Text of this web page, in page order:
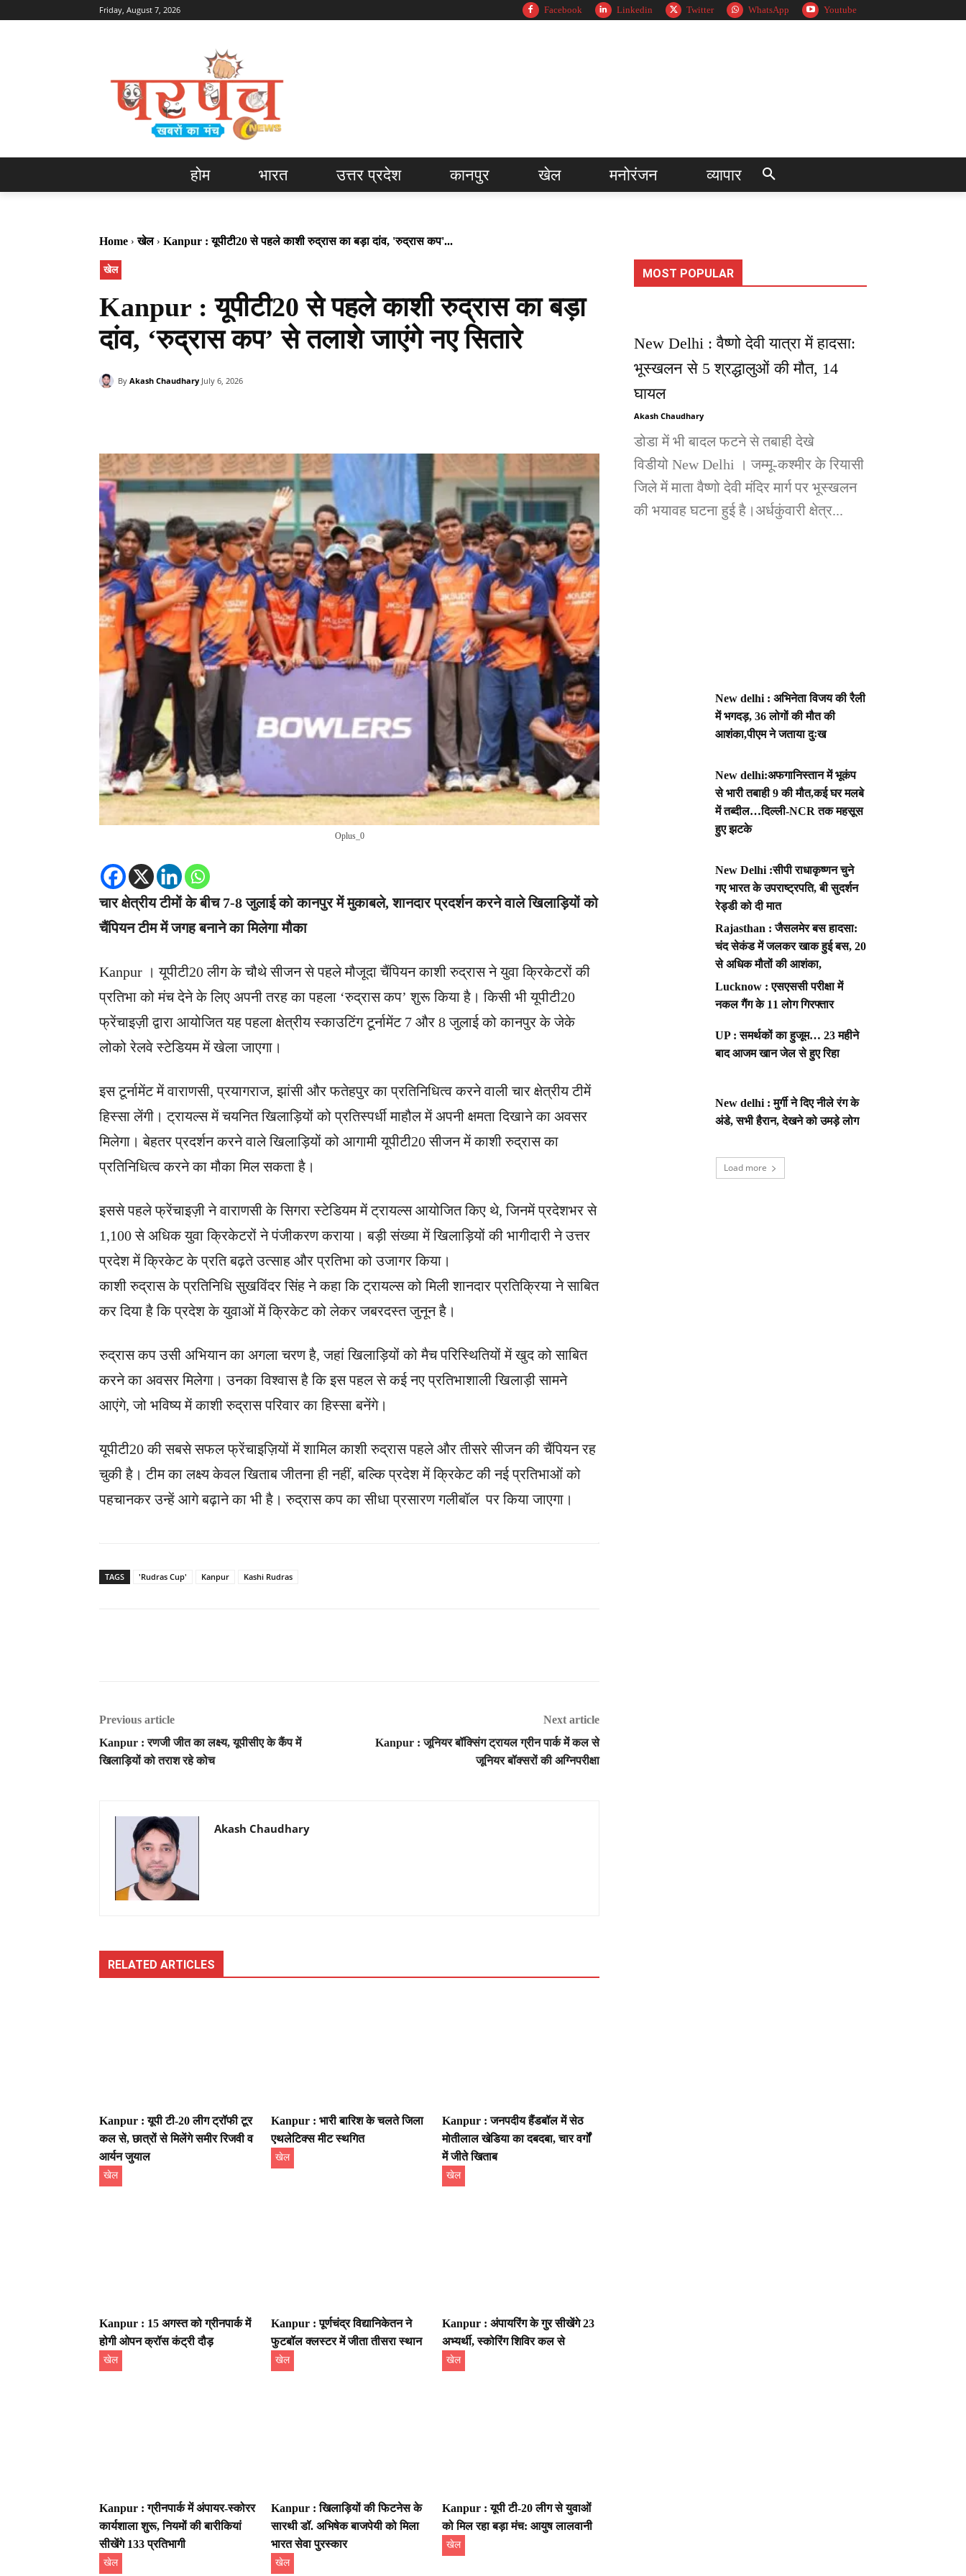
Friday, August 7, 2026 Facebook Linkedin Twitter WhatsApp Youtube
होम भारत उत्तर प्रदेश कानपुर खेल मनोरंजन व्यापार
Home खेल Kanpur : यूपीटी20 से पहले काशी रुद्रास का बड़ा दांव, 'रुद्रास कप'...
खेल
Kanpur : यूपीटी20 से पहले काशी रुद्रास का बड़ा
दांव, ‘रुद्रास कप’ से तलाशे जाएंगे नए सितारे
By Akash Chaudhary July 6, 2026
Oplus_0
चार क्षेत्रीय टीमों के बीच 7-8 जुलाई को कानपुर में मुकाबले, शानदार प्रदर्शन करने वाले खिलाड़ियों को
चैंपियन टीम में जगह बनाने का मिलेगा मौका
Kanpur । यूपीटी20 लीग के चौथे सीजन से पहले मौजूदा चैंपियन काशी रुद्रास ने युवा क्रिकेटरों की
प्रतिभा को मंच देने के लिए अपनी तरह का पहला ‘रुद्रास कप’ शुरू किया है। किसी भी यूपीटी20
फ्रेंचाइज़ी द्वारा आयोजित यह पहला क्षेत्रीय स्काउटिंग टूर्नामेंट 7 और 8 जुलाई को कानपुर के जेके
लोको रेलवे स्टेडियम में खेला जाएगा।
इस टूर्नामेंट में वाराणसी, प्रयागराज, झांसी और फतेहपुर का प्रतिनिधित्व करने वाली चार क्षेत्रीय टीमें
हिस्सा लेंगी। ट्रायल्स में चयनित खिलाड़ियों को प्रतिस्पर्धी माहौल में अपनी क्षमता दिखाने का अवसर
मिलेगा। बेहतर प्रदर्शन करने वाले खिलाड़ियों को आगामी यूपीटी20 सीजन में काशी रुद्रास का
प्रतिनिधित्व करने का मौका मिल सकता है।
इससे पहले फ्रेंचाइज़ी ने वाराणसी के सिगरा स्टेडियम में ट्रायल्स आयोजित किए थे, जिनमें प्रदेशभर से
1,100 से अधिक युवा क्रिकेटरों ने पंजीकरण कराया। बड़ी संख्या में खिलाड़ियों की भागीदारी ने उत्तर
प्रदेश में क्रिकेट के प्रति बढ़ते उत्साह और प्रतिभा को उजागर किया।
काशी रुद्रास के प्रतिनिधि सुखविंदर सिंह ने कहा कि ट्रायल्स को मिली शानदार प्रतिक्रिया ने साबित
कर दिया है कि प्रदेश के युवाओं में क्रिकेट को लेकर जबरदस्त जुनून है।
रुद्रास कप उसी अभियान का अगला चरण है, जहां खिलाड़ियों को मैच परिस्थितियों में खुद को साबित
करने का अवसर मिलेगा। उनका विश्वास है कि इस पहल से कई नए प्रतिभाशाली खिलाड़ी सामने
आएंगे, जो भविष्य में काशी रुद्रास परिवार का हिस्सा बनेंगे।
यूपीटी20 की सबसे सफल फ्रेंचाइज़ियों में शामिल काशी रुद्रास पहले और तीसरे सीजन की चैंपियन रह
चुकी है। टीम का लक्ष्य केवल खिताब जीतना ही नहीं, बल्कि प्रदेश में क्रिकेट की नई प्रतिभाओं को
पहचानकर उन्हें आगे बढ़ाने का भी है। रुद्रास कप का सीधा प्रसारण गलीबॉल पर किया जाएगा।
TAGS 'Rudras Cup' Kanpur Kashi Rudras
Previous article
Kanpur : रणजी जीत का लक्ष्य, यूपीसीए के कैंप में
खिलाड़ियों को तराश रहे कोच
Next article
Kanpur : जूनियर बॉक्सिंग ट्रायल ग्रीन पार्क में कल से
जूनियर बॉक्सरों की अग्निपरीक्षा
Akash Chaudhary
RELATED ARTICLES
Kanpur : यूपी टी-20 लीग ट्रॉफी टूर
कल से, छात्रों से मिलेंगे समीर रिजवी व
आर्यन जुयाल
खेल
Kanpur : भारी बारिश के चलते जिला
एथलेटिक्स मीट स्थगित
खेल
Kanpur : जनपदीय हैंडबॉल में सेठ
मोतीलाल खेडिया का दबदबा, चार वर्गों
में जीते खिताब
खेल
Kanpur : 15 अगस्त को ग्रीनपार्क में
होगी ओपन क्रॉस कंट्री दौड़
खेल
Kanpur : पूर्णचंद्र विद्यानिकेतन ने
फुटबॉल क्लस्टर में जीता तीसरा स्थान
खेल
Kanpur : अंपायरिंग के गुर सीखेंगे 23
अभ्यर्थी, स्कोरिंग शिविर कल से
खेल
Kanpur : ग्रीनपार्क में अंपायर-स्कोरर
कार्यशाला शुरू, नियमों की बारीकियां
सीखेंगे 133 प्रतिभागी
खेल
Kanpur : खिलाड़ियों की फिटनेस के
सारथी डॉ. अभिषेक बाजपेयी को मिला
भारत सेवा पुरस्कार
खेल
Kanpur : यूपी टी-20 लीग से युवाओं
को मिल रहा बड़ा मंच: आयुष लालवानी
खेल
MOST POPULAR
New Delhi : वैष्णो देवी यात्रा में हादसा:
भूस्खलन से 5 श्रद्धालुओं की मौत, 14
घायल
Akash Chaudhary
डोडा में भी बादल फटने से तबाही देखे
विडीयो New Delhi । जम्मू-कश्मीर के रियासी
जिले में माता वैष्णो देवी मंदिर मार्ग पर भूस्खलन
की भयावह घटना हुई है।अर्धकुंवारी क्षेत्र...
New delhi : अभिनेता विजय की रैली
में भगदड़, 36 लोगों की मौत की
आशंका,पीएम ने जताया दुःख
New delhi:अफगानिस्तान में भूकंप
से भारी तबाही 9 की मौत,कई घर मलबे
में तब्दील…दिल्ली-NCR तक महसूस
हुए झटके
New Delhi :सीपी राधाकृष्णन चुने
गए भारत के उपराष्ट्रपति, बी सुदर्शन
रेड्डी को दी मात
Rajasthan : जैसलमेर बस हादसा:
चंद सेकंड में जलकर खाक हुई बस, 20
से अधिक मौतों की आशंका,
Lucknow : एसएससी परीक्षा में
नकल गैंग के 11 लोग गिरफ्तार
UP : समर्थकों का हुजूम… 23 महीने
बाद आजम खान जेल से हुए रिहा
New delhi : मुर्गी ने दिए नीले रंग के
अंडे, सभी हैरान, देखने को उमड़े लोग
Load more